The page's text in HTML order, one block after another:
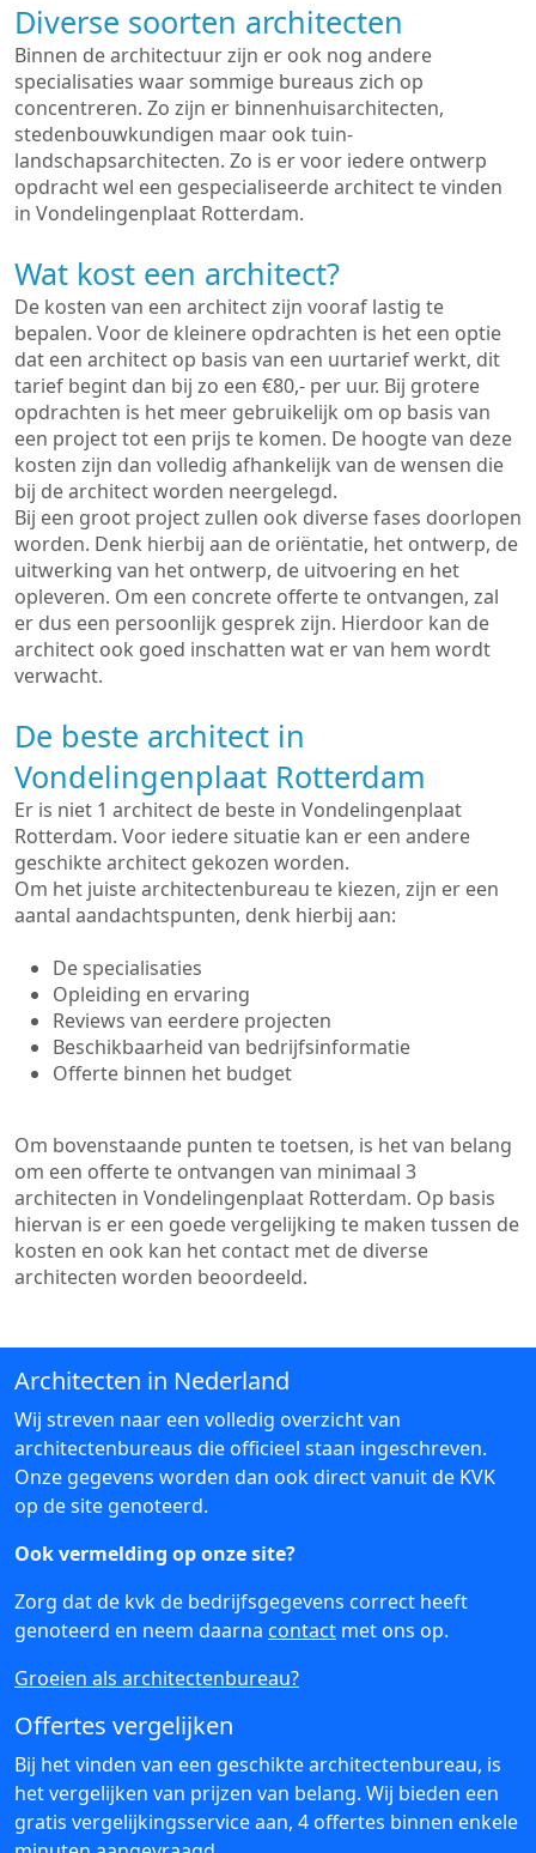
Diverse soorten architecten
Binnen de architectuur zijn er ook nog andere
specialisaties waar sommige bureaus zich op
concentreren. Zo zijn er binnenhuisarchitecten,
stedenbouwkundigen maar ook tuin-
landschapsarchitecten. Zo is er voor iedere ontwerp
opdracht wel een gespecialiseerde architect te vinden
in Vondelingenplaat Rotterdam.
Wat kost een architect?
De kosten van een architect zijn vooraf lastig te
bepalen. Voor de kleinere opdrachten is het een optie
dat een architect op basis van een uurtarief werkt, dit
tarief begint dan bij zo een €80,- per uur. Bij grotere
opdrachten is het meer gebruikelijk om op basis van
een project tot een prijs te komen. De hoogte van deze
kosten zijn dan volledig afhankelijk van de wensen die
bij de architect worden neergelegd.
Bij een groot project zullen ook diverse fases doorlopen
worden. Denk hierbij aan de oriëntatie, het ontwerp, de
uitwerking van het ontwerp, de uitvoering en het
opleveren. Om een concrete offerte te ontvangen, zal
er dus een persoonlijk gesprek zijn. Hierdoor kan de
architect ook goed inschatten wat er van hem wordt
verwacht.
De beste architect in
Vondelingenplaat Rotterdam
Er is niet 1 architect de beste in Vondelingenplaat
Rotterdam. Voor iedere situatie kan er een andere
geschikte architect gekozen worden.
Om het juiste architectenbureau te kiezen, zijn er een
aantal aandachtspunten, denk hierbij aan:
De specialisaties
Opleiding en ervaring
Reviews van eerdere projecten
Beschikbaarheid van bedrijfsinformatie
Offerte binnen het budget
Om bovenstaande punten te toetsen, is het van belang
om een offerte te ontvangen van minimaal 3
architecten in Vondelingenplaat Rotterdam. Op basis
hiervan is er een goede vergelijking te maken tussen de
kosten en ook kan het contact met de diverse
architecten worden beoordeeld.
Architecten in Nederland
Wij streven naar een volledig overzicht van
architectenbureaus die officieel staan ingeschreven.
Onze gegevens worden dan ook direct vanuit de KVK
op de site genoteerd.
Ook vermelding op onze site?
Zorg dat de kvk de bedrijfsgegevens correct heeft
genoteerd en neem daarna contact met ons op.
Groeien als architectenbureau?
Offertes vergelijken
Bij het vinden van een geschikte architectenbureau, is
het vergelijken van prijzen van belang. Wij bieden een
gratis vergelijkingsservice aan, 4 offertes binnen enkele